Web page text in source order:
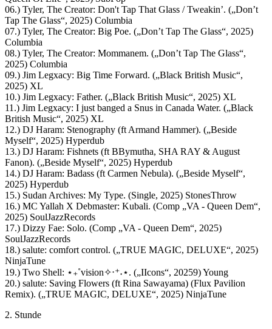
06.) Tyler, The Creator: Don't Tap That Glass / Tweakin’. („Don’t
Tap The Glass“, 2025) Columbia
07.) Tyler, The Creator: Big Poe. („Don’t Tap The Glass“, 2025)
Columbia
08.) Tyler, The Creator: Mommanem. („Don’t Tap The Glass“,
2025) Columbia
09.) Jim Legxacy: Big Time Forward. („Black British Music“,
2025) XL
10.) Jim Legxacy: Father. („Black British Music“, 2025) XL
11.) Jim Legxacy: I just banged a Snus in Canada Water. („Black
British Music“, 2025) XL
12.) DJ Haram: Stenography (ft Armand Hammer). („Beside
Myself“, 2025) Hyperdub
13.) DJ Haram: Fishnets (ft BBymutha, SHA RAY & August
Fanon). („Beside Myself“, 2025) Hyperdub
14.) DJ Haram: Badass (ft Carmen Nebula). („Beside Myself“,
2025) Hyperdub
15.) Sudan Archives: My Type. (Single, 2025) StonesThrow
16.) MC Yallah X Debmaster: Kubali. (Comp „VA - Queen Dem“,
2025) SoulJazzRecords
17.) Dizzy Fae: Solo. (Comp „VA - Queen Dem“, 2025)
SoulJazzRecords
18.) salute: comfort control. („TRUE MAGIC, DELUXE“, 2025)
NinjaTune
19.) Two Shell: ⋆₊˚vision✧‧⁺˖⋆. („IIcons“, 20259) Young
20.) salute: Saving Flowers (ft Rina Sawayama) (Flux Pavilion
Remix). („TRUE MAGIC, DELUXE“, 2025) NinjaTune
2. Stunde